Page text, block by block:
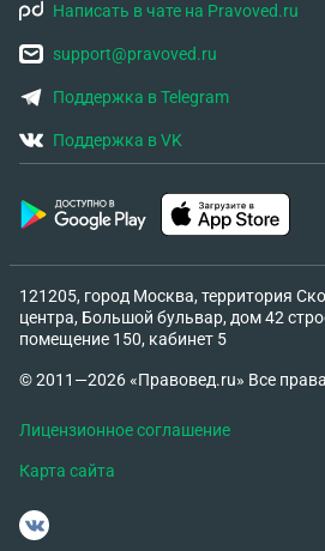
Написать в чате на Pravoved.ru
support@pravoved.ru
Поддержка в Telegram
Поддержка в VK
121205, город Москва, территория
центра, Большой бульвар, дом 42
помещение 150, кабинет 5
© 2011—2026 «Правовед.ru» Все
Лицензионное соглашение
Карта сайта